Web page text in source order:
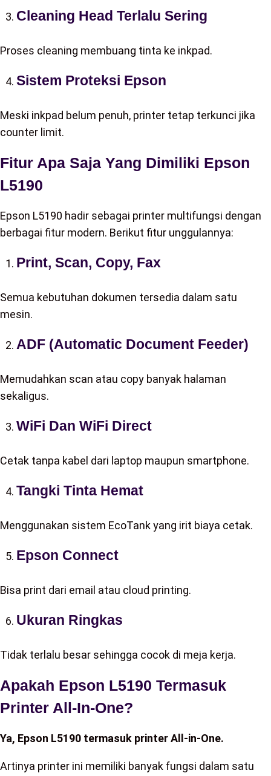
Cleaning Head Terlalu Sering
Proses cleaning membuang tinta ke inkpad.
Sistem Proteksi Epson
Meski inkpad belum penuh, printer tetap terkunci jika
counter limit.
Fitur Apa Saja Yang Dimiliki Epson
L5190
Epson L5190 hadir sebagai printer multifungsi dengan
berbagai fitur modern. Berikut fitur unggulannya:
Print, Scan, Copy, Fax
Semua kebutuhan dokumen tersedia dalam satu
mesin.
ADF (Automatic Document Feeder)
Memudahkan scan atau copy banyak halaman
sekaligus.
WiFi Dan WiFi Direct
Cetak tanpa kabel dari laptop maupun smartphone.
Tangki Tinta Hemat
Menggunakan sistem EcoTank yang irit biaya cetak.
Epson Connect
Bisa print dari email atau cloud printing.
Ukuran Ringkas
Tidak terlalu besar sehingga cocok di meja kerja.
Apakah Epson L5190 Termasuk
Printer All-In-One?
Ya, Epson L5190 termasuk printer All-in-One.
Artinya printer ini memiliki banyak fungsi dalam satu